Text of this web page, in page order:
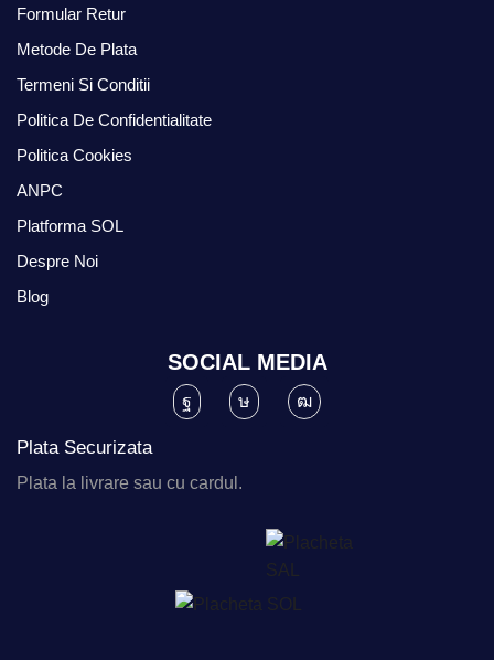
Formular Retur
Metode De Plata
Termeni Si Conditii
Politica De Confidentialitate
Politica Cookies
ANPC
Platforma SOL
Despre Noi
Blog
SOCIAL MEDIA
Plata Securizata
Plata la livrare sau cu cardul.